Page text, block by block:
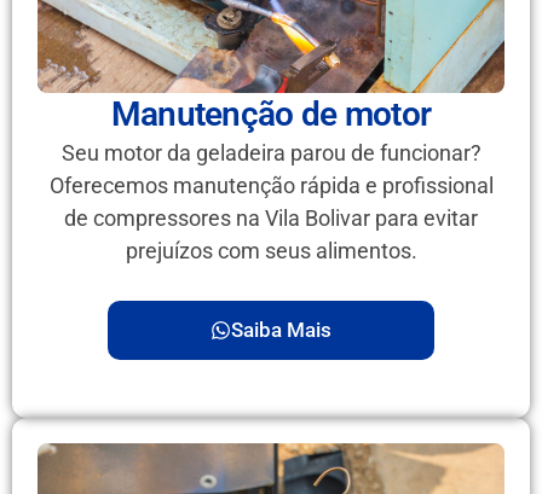
Manutenção de motor
Seu motor da geladeira parou de funcionar?
Oferecemos manutenção rápida e profissional
de compressores na Vila Bolivar para evitar
prejuízos com seus alimentos.
Saiba Mais